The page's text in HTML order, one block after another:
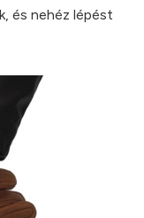
és nehéz lépést